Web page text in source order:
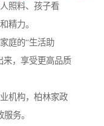
照料、孩子看
精力。
庭的“生活助
来，享受更高品质
机构，柏林家政
务。